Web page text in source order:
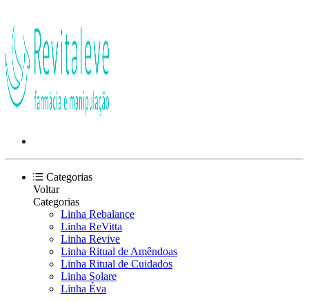
Categorias
Voltar
Categorias
Linha Rebalance
Linha ReVitta
Linha Revive
Linha Ritual de Amêndoas
Linha Ritual de Cuidados
Linha Solare
Linha Éva